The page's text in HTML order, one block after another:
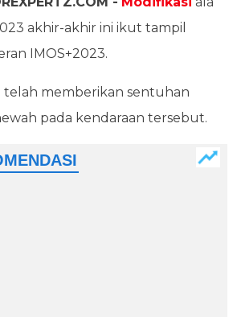
akhir-akhir ini ikut tampil
IMOS+2023.
telah memberikan sentuhan
pada kendaraan tersebut.